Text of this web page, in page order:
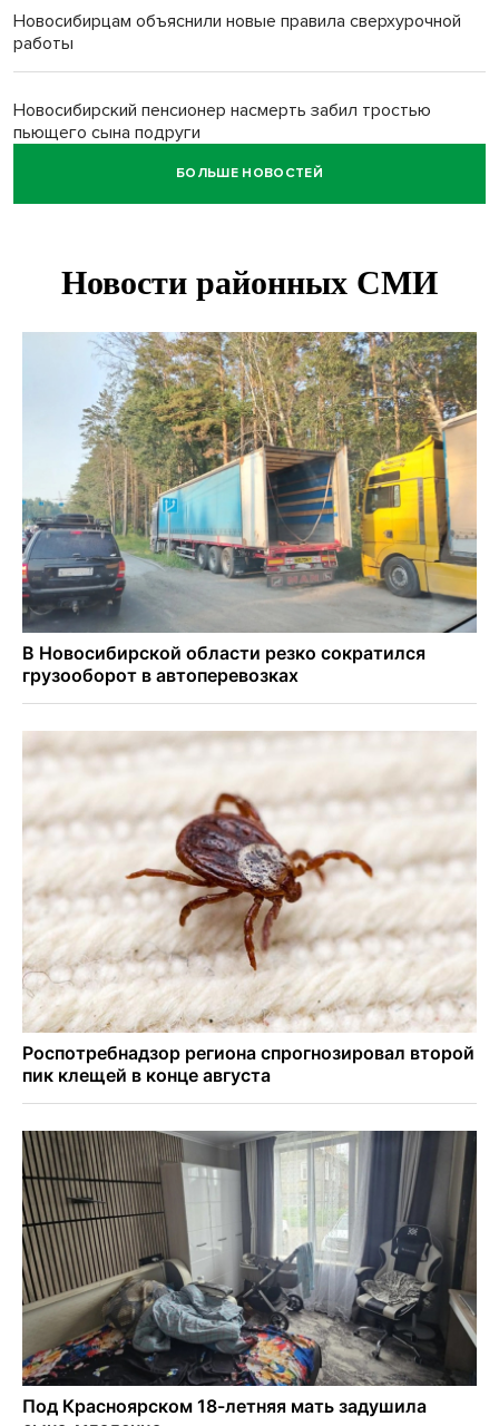
Новосибирцам объяснили новые правила сверхурочной
работы
Новосибирский пенсионер насмерть забил тростью
пьющего сына подруги
Площадь у Монумента Славы в Новосибирске пошла
Африканский врач поразил новосибирцев в травмпункте
Покрытие рулежных дорожек обновили в аэропорту
Толмачево по нацпроекту
В Новосибирске зафиксирован рост заболеваемости
энтеровирусной инфекцией
БОЛЬШЕ НОВОСТЕЙ